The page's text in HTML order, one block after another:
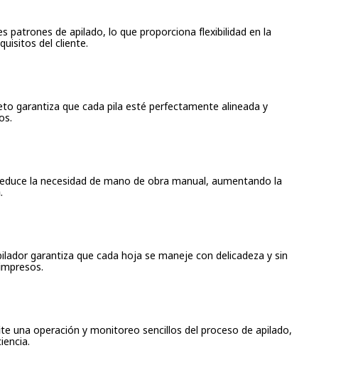
patrones de apilado, lo que proporciona flexibilidad en la
del cliente.
garantiza que cada pila esté perfectamente alineada y
la necesidad de mano de obra manual, aumentando la
garantiza que cada hoja se maneje con delicadeza y sin
una operación y monitoreo sencillos del proceso de apilado,